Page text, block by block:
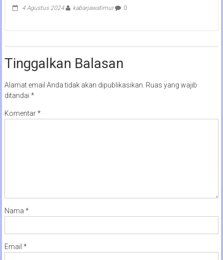
4 Agustus 2024 kabarjawatimur 0
Tinggalkan Balasan
Alamat email Anda tidak akan dipublikasikan. Ruas yang wajib
ditandai *
Komentar*
Nama *
Email *